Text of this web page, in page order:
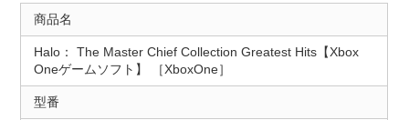
商品名
Halo： The Master Chief Collection Greatest Hits【Xbox
Oneゲームソフト】 ［XboxOne］
型番